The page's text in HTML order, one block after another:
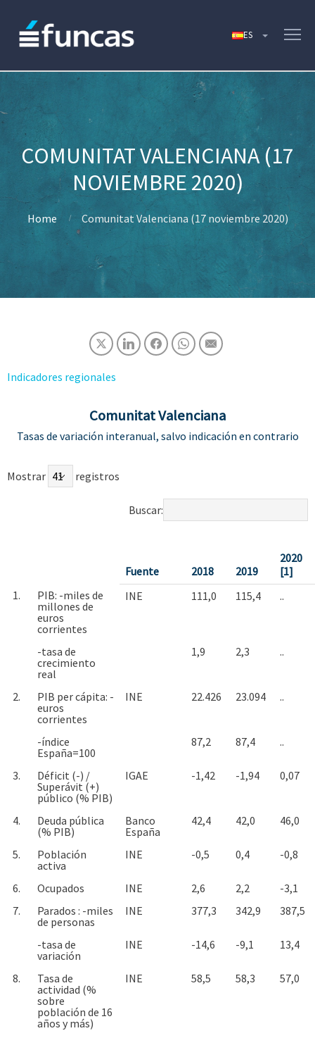
COMUNITAT VALENCIANA (17
NOVIEMBRE 2020)
Home Comunitat Valenciana (17 noviembre 2020)
Indicadores regionales
Comunitat Valenciana
Tasas de variación interanual, salvo indicación en contrario
Mostrar registros
Buscar:
Fuente 2018 2019
2020
[1]
1.
PIB: -miles de
millones de
euros
corrientes
INE 111,0 115,4 ..
-tasa de
crecimiento
real
1,9 2,3 ..
2.
PIB per cápita: -
euros
corrientes
INE 22.426 23.094 ..
-índice
España=100
87,2 87,4 ..
3.
Déficit (-) /
Superávit (+)
público (% PIB)
IGAE -1,42 -1,94 0,07
4.
Deuda pública
(% PIB)
Banco
España
42,4 42,0 46,0
5.
Población
activa
INE -0,5 0,4 -0,8
6. Ocupados INE 2,6 2,2
-3,1
7.
Parados : -miles
de personas
INE 377,3 342,9 387,5
-tasa de
variación
INE -14,6 -9,1 13,4
8.
Tasa de
actividad (%
sobre
población de 16
años y más)
INE 58,5 58,3 57,0